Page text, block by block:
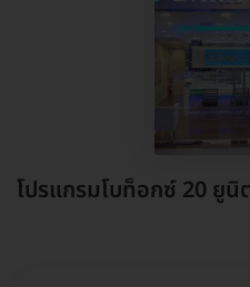
โปรแกรมโบท็อกซ์ 20 ยูนิ